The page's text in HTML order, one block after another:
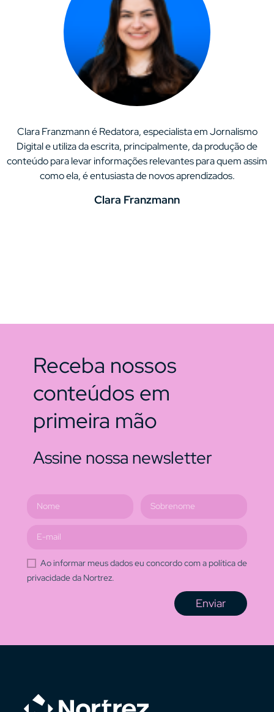
Clara Franzmann é Redatora, especialista em Jornalismo
Digital e utiliza da escrita, principalmente, da produção de
conteúdo para levar informações relevantes para quem assim
como ela, é entusiasta de novos aprendizados.
Clara Franzmann
Receba nossos
conteúdos em
primeira mão
Assine nossa newsletter
Ao informar meus dados eu concordo com a política de
privacidade da Nortrez.
Enviar